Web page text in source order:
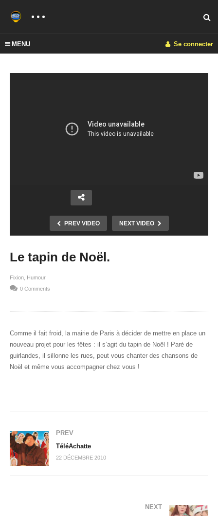
MENU Se connecter
PREV VIDEO NEXT VIDEO
Le tapin de Noël.
Fixion
Humour
0 Comments
Comme il fait froid, la mairie de Paris à décider de mettre en place un
nouveau projet pour les fêtes : il s’agit du tapin de Noël ! Paré de
guirlandes, il sillonne les rues, peut vous chanter des chansons de
Noël et même vous accompagner chez vous !
PREV
TéléAchatte
22 DÉCEMBRE 2010
NEXT